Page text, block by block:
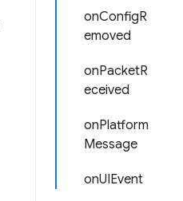
onConfigR
emoved
onPacketR
eceived
onPlatform
Message
onUIEvent